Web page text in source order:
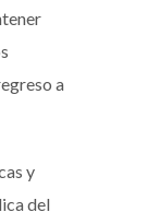
a
y
del